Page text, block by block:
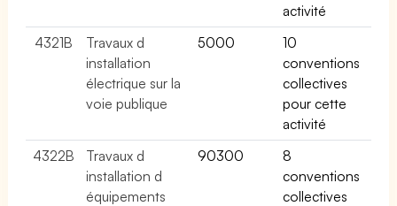
activité
4321B
Travaux d
installation
électrique sur la
voie publique
5000
10
conventions
collectives
pour cette
activité
4322B
Travaux d
installation d
équipements
90300
8
conventions
collectives